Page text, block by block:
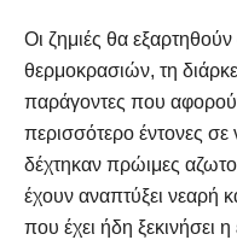
Οι ζημιές θα
θερμοκρασιών, τη
παράγοντες που αφορούν
περισσότερο έντονες
δέχτηκαν πρώιμες
έχουν αναπτύξει νεαρή
που έχει ήδη ξεκινήσει